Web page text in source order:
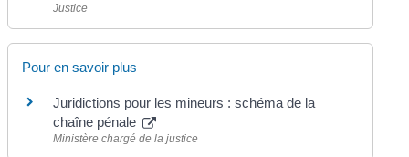
Justice
Pour en savoir plus
Juridictions pour les mineurs : schéma de la
chaîne pénale
Ministère chargé de la justice